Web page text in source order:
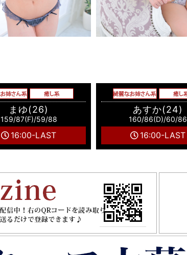
まゆ(26)
159/87(F)/59/88
16:00-LAST
あすか(24)
160/86(D)/60/86
16:00-LAST